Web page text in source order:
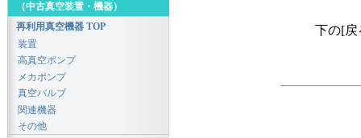
下の[戻
（中古真空装置・機器）
再利用真空機器 TOP
装置
高真空ポンプ
メカポンプ
真空バルブ
関連機器
その他